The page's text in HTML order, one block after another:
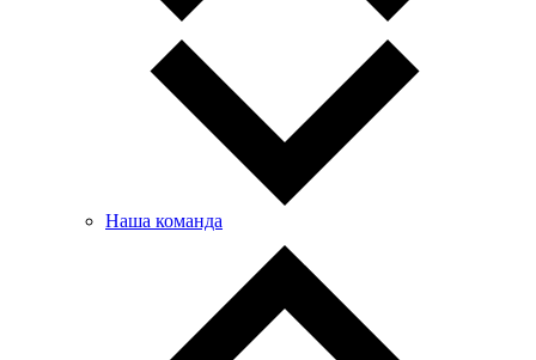
Наша команда